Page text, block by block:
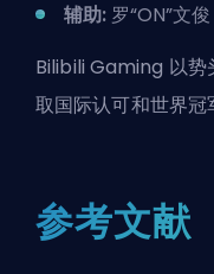
辅助: 罗“ON”文俊
Bilibili Gaming 以势
取国际认可和世界冠
参考文献